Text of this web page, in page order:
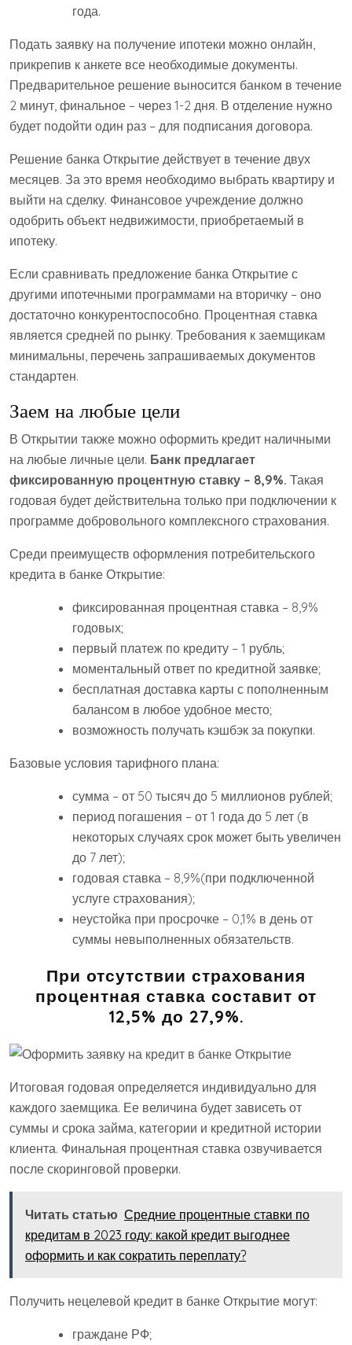
года.
Подать заявку на получение ипотеки можно онлайн,
прикрепив к анкете все необходимые документы.
Предварительное решение выносится банком в течение
2 минут, финальное – через 1-2 дня. В отделение нужно
будет подойти один раз – для подписания договора.
Решение банка Открытие действует в течение двух
месяцев. За это время необходимо выбрать квартиру и
выйти на сделку. Финансовое учреждение должно
одобрить объект недвижимости, приобретаемый в
ипотеку.
Если сравнивать предложение банка Открытие с
другими ипотечными программами на вторичку – оно
достаточно конкурентоспособно. Процентная ставка
является средней по рынку. Требования к заемщикам
минимальны, перечень запрашиваемых документов
стандартен.
Заем на любые цели
В Открытии также можно оформить кредит наличными
на любые личные цели. Банк предлагает
фиксированную процентную ставку – 8,9%. Такая
годовая будет действительна только при подключении к
программе добровольного комплексного страхования.
Среди преимуществ оформления потребительского
кредита в банке Открытие:
фиксированная процентная ставка – 8,9%
годовых;
первый платеж по кредиту – 1 рубль;
моментальный ответ по кредитной заявке;
бесплатная доставка карты с пополненным
балансом в любое удобное место;
возможность получать кэшбэк за покупки.
Базовые условия тарифного плана:
сумма – от 50 тысяч до 5 миллионов рублей;
период погашения – от 1 года до 5 лет (в
некоторых случаях срок может быть увеличен
до 7 лет);
годовая ставка – 8,9%(при подключенной
услуге страхования);
неустойка при просрочке – 0,1% в день от
суммы невыполненных обязательств.
При отсутствии страхования
процентная ставка составит от
12,5% до 27,9%.
Итоговая годовая определяется индивидуально для
каждого заемщика. Ее величина будет зависеть от
суммы и срока займа, категории и кредитной истории
клиента. Финальная процентная ставка озвучивается
после скоринговой проверки.
Читать статью Средние процентные ставки по
кредитам в 2023 году: какой кредит выгоднее
оформить и как сократить переплату?
Получить нецелевой кредит в банке Открытие могут:
граждане РФ;